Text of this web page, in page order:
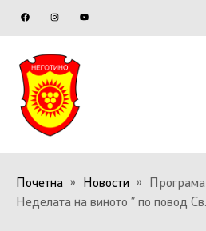
Почетна » Новости »
Неделата на виното ” по повод